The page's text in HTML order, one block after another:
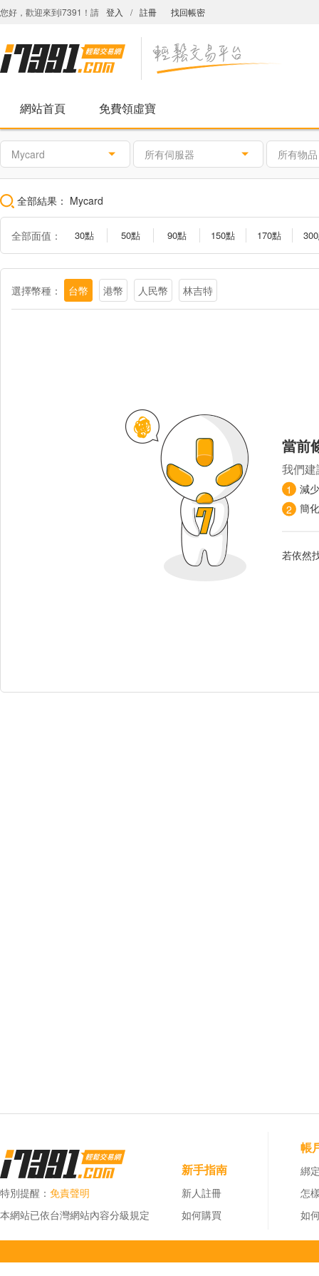
您好，歡迎來到i7391！請 登入 / 註冊 找回帳密
網站首頁 免費領虛寶
Mycard 所有伺服器 所有物品
全部結果： Mycard
全部面值： 30點 50點 90點 150點 170點
1000點
1150點 1490點 1690點 2000點
活動2000點
會員專屬卡2500點 黑色沙漠專屬卡2499點
選擇幣種： 台幣 港幣 人民幣 林吉特
當前
我們
1
減
2 簡
若依然
特別提醒： 免責聲明
本網站已依台灣網站內容分級規定
新手指南
新人註冊
如何購買
帳
綁
怎
如